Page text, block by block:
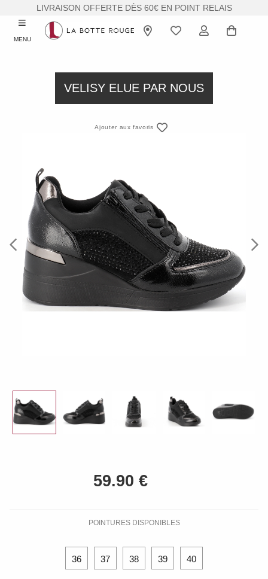
LIVRAISON OFFERTE DÈS 60€ EN POINT RELAIS
MENU
VELISY ELUE PAR NOUS
Ajouter aux favoris
Previous
POINTURES DISPONIBLES
36 37 38 39 40